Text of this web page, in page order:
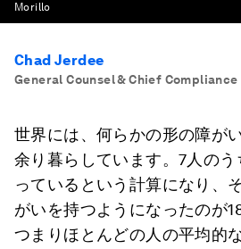
Morillo
Chad Jerdee
General Counsel & Chief
世界には、何らかの形の障が
余り暮らしています。7人の
っているという計算になり、
がいを持つようになったのが
つまりほとんどの人の平均的